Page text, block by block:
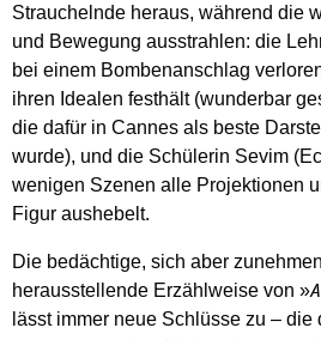
Strauchelnde heraus, während die
und Bewegung ausstrahlen: die
bei einem Bombenanschlag
ihren Idealen festhält (wunderbar
die dafür in Cannes als beste
wurde), und die Schülerin Sevim
wenigen Szenen alle Projektionen
Figur aushebelt.
Die bedächtige, sich aber
herausstellende Erzählweise von »
lässt immer neue Schlüsse zu – die